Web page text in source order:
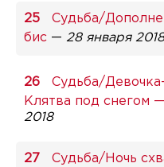
Судьба/
бис — 28 января 2018
Судьба/
Клятва под снегом
2018
Судьба/Ночь